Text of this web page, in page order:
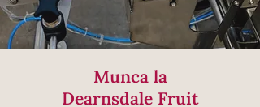
Munca la
Dearnsdale Fruit